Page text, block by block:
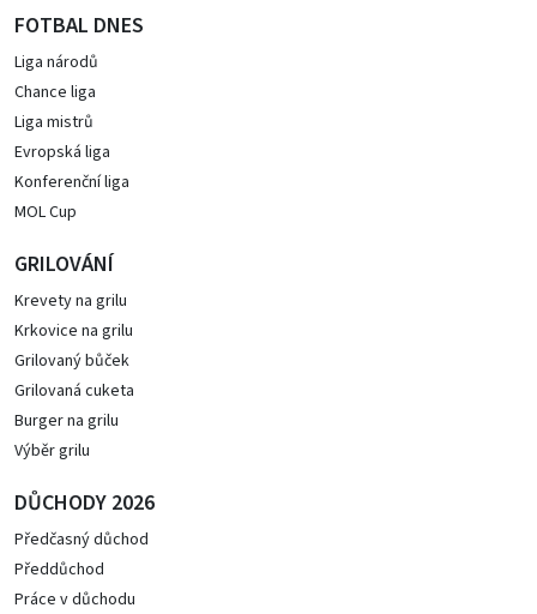
FOTBAL DNES
Liga národů
Chance liga
Liga mistrů
Evropská liga
Konferenční liga
MOL Cup
GRILOVÁNÍ
Krevety na grilu
Krkovice na grilu
Grilovaný bůček
Grilovaná cuketa
Burger na grilu
Výběr grilu
DŮCHODY 2026
Předčasný důchod
Předdůchod
Práce v důchodu